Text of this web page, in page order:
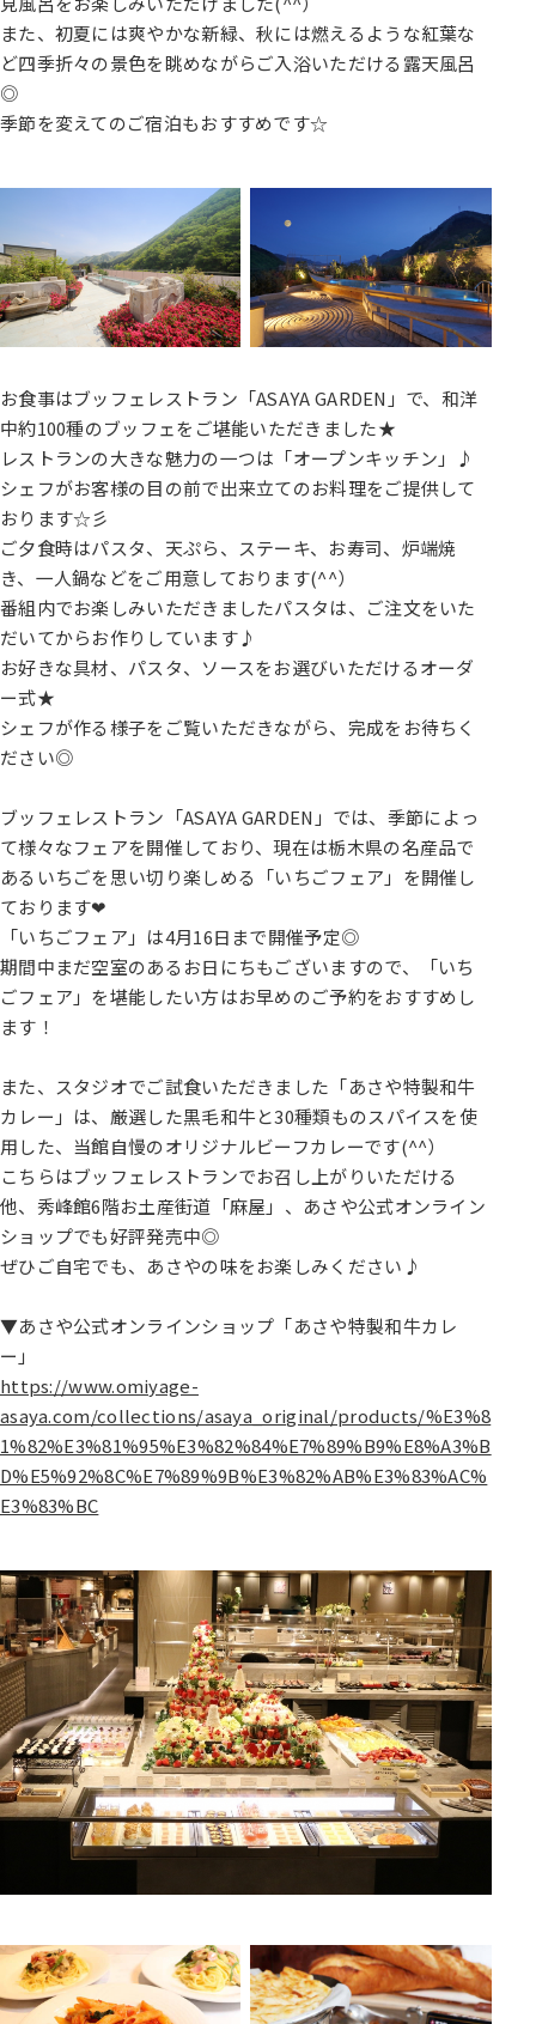
また、初夏には爽やかな新緑、秋には燃えるような紅葉な
ど四季折々の景色を眺めながらご入浴いただける露天風呂
◎
季節を変えてのご宿泊もおすすめです☆
お食事はブッフェレストラン「ASAYA GARDEN」で、和洋
中約100種のブッフェをご堪能いただきました★
レストランの大きな魅力の一つは「オープンキッチン」♪
シェフがお客様の目の前で出来立てのお料理をご提供して
おります☆彡
ご夕食時はパスタ、天ぷら、ステーキ、お寿司、炉端焼
き、一人鍋などをご用意しております(^^）
番組内でお楽しみいただきましたパスタは、ご注文をいた
だいてからお作りしています♪
お好きな具材、パスタ、ソースをお選びいただけるオーダ
ー式★
シェフが作る様子をご覧いただきながら、完成をお待ちく
ださい◎
ブッフェレストラン「ASAYA GARDEN」では、季節によっ
て様々なフェアを開催しており、現在は栃木県の名産品で
あるいちごを思い切り楽しめる「いちごフェア」を開催し
ております❤
「いちごフェア」は4月16日まで開催予定◎
期間中まだ空室のあるお日にちもございますので、「いち
ごフェア」を堪能したい方はお早めのご予約をおすすめし
ます！
また、スタジオでご試食いただきました「あさや特製和牛
カレー」は、厳選した黒毛和牛と30種類ものスパイスを使
用した、当館自慢のオリジナルビーフカレーです(^^）
こちらはブッフェレストランでお召し上がりいただける
他、秀峰館6階お土産街道「麻屋」、あさや公式オンライン
ショップでも好評発売中◎
ぜひご自宅でも、あさやの味をお楽しみください♪
▼あさや公式オンラインショップ「あさや特製和牛カレ
ー」
https://www.omiyage-
asaya.com/collections/asaya_original/products/%E3%8
1%82%E3%81%95%E3%82%84%E7%89%B9%E8%A3%B
D%E5%92%8C%E7%89%9B%E3%82%AB%E3%83%AC%
E3%83%BC